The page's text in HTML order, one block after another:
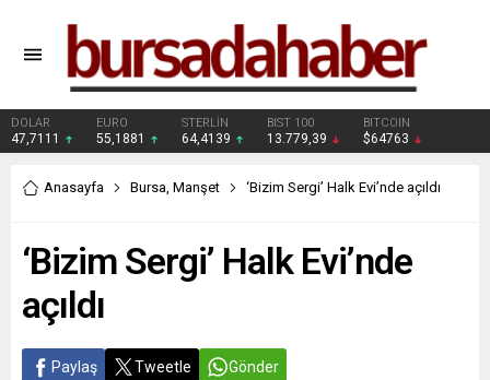
DOLAR
47,7111
EURO
55,1881
STERLİN
64,4139
BIST 100
13.779,39
BITCOIN
$64763
Anasayfa Bursa, Manşet ‘Bizim Sergi’ Halk Evi’nde açıldı
‘Bizim Sergi’ Halk Evi’nde
açıldı
Paylaş Tweetle Gönder